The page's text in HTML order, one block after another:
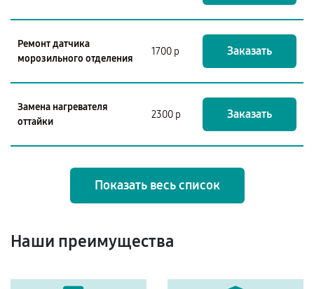
Ремонт датчика
морозильного отделения
1700 р Заказать
Замена нагревателя
оттайки
2300 р Заказать
Показать весь список
Наши преимущества